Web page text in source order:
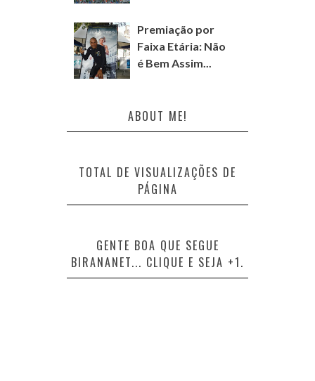
Premiação por
Faixa Etária: Não
é Bem Assim...
ABOUT ME!
TOTAL DE VISUALIZAÇÕES DE
PÁGINA
GENTE BOA QUE SEGUE
BIRANANET... CLIQUE E SEJA +1.